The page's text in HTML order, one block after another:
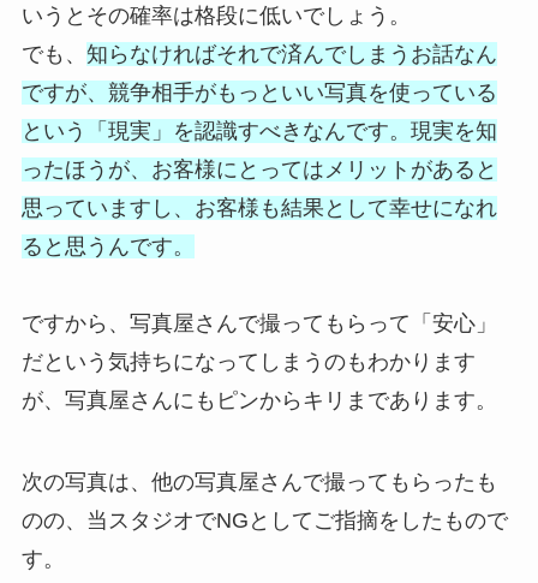
いうとその確率は格段に低いでしょう。
でも、 知らなければそれで済んでしまうお話なん
ですが、競争相手がもっといい写真を使っている
という「現実」を認識すべきなんです。現実を知
ったほうが、お客様にとってはメリットがあると
思っていますし、お客様も結果として幸せになれ
ると思うんです。
ですから、写真屋さんで撮ってもらって「安心」
だという気持ちになってしまうのもわかります
が、写真屋さんにもピンからキリまであります。
次の写真は、他の写真屋さんで撮ってもらったも
のの、当スタジオでNGとしてご指摘をしたもので
す。